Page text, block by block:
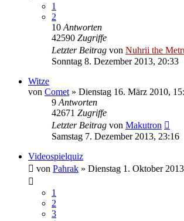
1
2
10 Antworten
42590 Zugriffe
Letzter Beitrag von Nuhrii the
Sonntag 8. Dezember 2013, 20:33
Witze
von Comet » Dienstag 16. März 2010,
9 Antworten
42671 Zugriffe
Letzter Beitrag von Makutron
Samstag 7. Dezember 2013, 23:16
Videospielquiz
von Pahrak » Dienstag 1. Oktober
1
2
3